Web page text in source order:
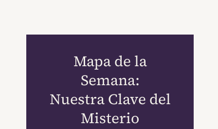
Mapa de la
Semana:
Nuestra Clave del
Misterio